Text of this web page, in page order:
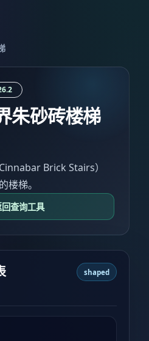
朱砂砖楼梯
Brick Stairs）
楼梯。
查询工具
shaped